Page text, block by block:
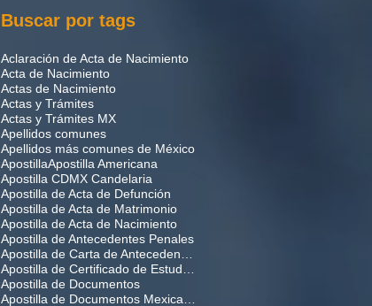
Buscar por tags
Aclaración de Acta de Nacimiento
Acta de Nacimiento
Actas de Nacimiento
Actas y Trámites
Actas y Trámites MX
Apellidos comunes
Apellidos más comunes de México
ApostillaApostilla Americana
Apostilla CDMX Candelaria
Apostilla de Acta de Defunción
Apostilla de Acta de Matrimonio
Apostilla de Acta de Nacimiento
Apostilla de Antecedentes Penales
Apostilla de Documentos